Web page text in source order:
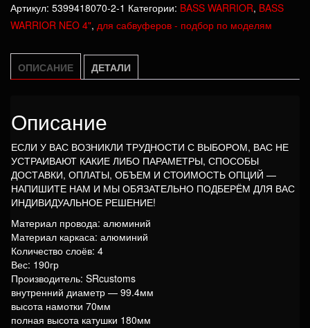
WARRIOR
NEO
Артикул: 5399418070-2-1 Категории: BASS WARRIOR, BASS
WARRIOR NEO 4", для сабвуферов - подбор по моделям
ОПИСАНИЕ ДЕТАЛИ
Описание
ЕСЛИ У ВАС ВОЗНИКЛИ ТРУДНОСТИ С ВЫБОРОМ, ВАС НЕ
УСТРАИВАЮТ КАКИЕ ЛИБО ПАРАМЕТРЫ, СПОСОБЫ
ДОСТАВКИ, ОПЛАТЫ, ОБЪЕМ И СТОИМОСТЬ ОПЦИЙ —
НАПИШИТЕ НАМ И МЫ ОБЯЗАТЕЛЬНО ПОДБЕРЁМ ДЛЯ ВАС
ИНДИВИДУАЛЬНОЕ РЕШЕНИЕ!
Материал провода: алюминий
Материал каркаса: алюминий
Количество слоёв: 4
Вес: 190гр
Производитель: SRcustoms
внутренний диаметр — 99.4мм
высота намотки 70мм
полная высота катушки 180мм